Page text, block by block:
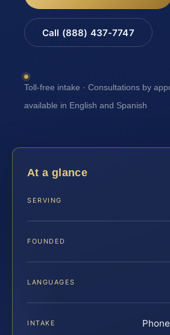
Call (888) 437-7747
Toll-free intake · Consultations by
available in English and Spanish
At a glance
SERVING
FOUNDED
LANGUAGES
INTAKE